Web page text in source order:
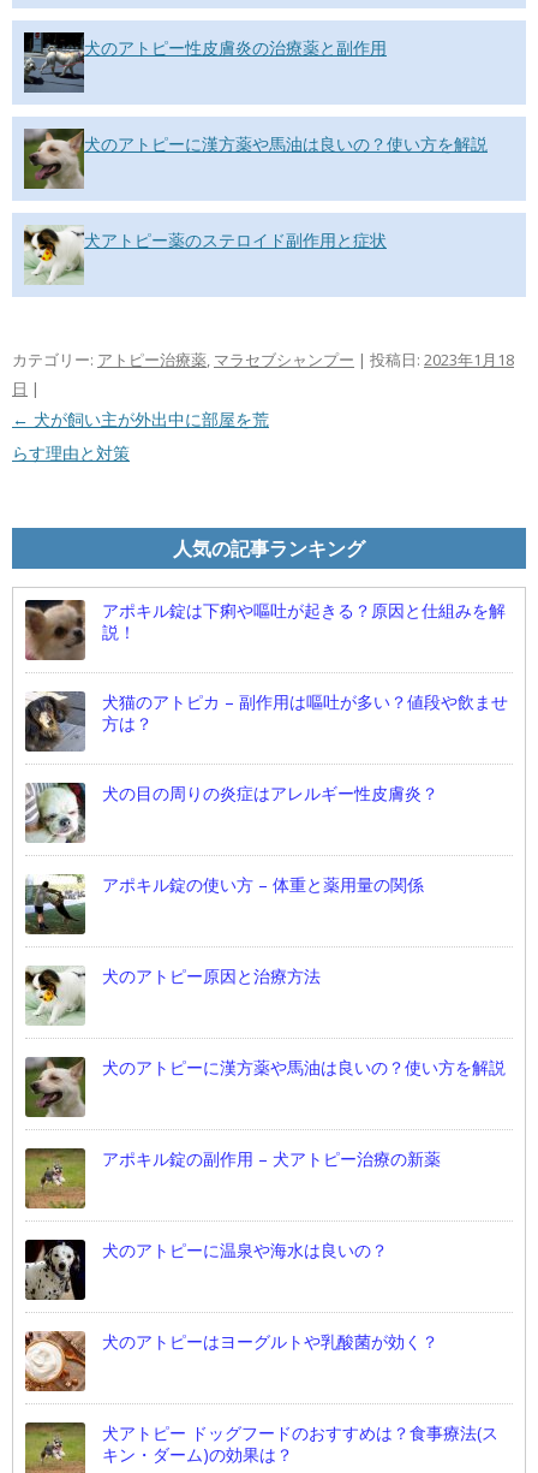
犬のアトピー性皮膚炎の治療薬と副作用
犬のアトピーに漢方薬や馬油は良いの？使い方を解説
犬アトピー薬のステロイド副作用と症状
カテゴリー: アトピー治療薬, マラセブシャンプー | 投稿日: 2023年1月18
日 |
投稿ナビゲーション
← 犬が飼い主が外出中に部屋を荒
らす理由と対策
人気の記事ランキング
アポキル錠は下痢や嘔吐が起きる？原因と仕組みを解
説！
犬猫のアトピカ – 副作用は嘔吐が多い？値段や飲ませ
方は？
犬の目の周りの炎症はアレルギー性皮膚炎？
アポキル錠の使い方 – 体重と薬用量の関係
犬のアトピー原因と治療方法
犬のアトピーに漢方薬や馬油は良いの？使い方を解説
アポキル錠の副作用 – 犬アトピー治療の新薬
犬のアトピーに温泉や海水は良いの？
犬のアトピーはヨーグルトや乳酸菌が効く？
犬アトピー ドッグフードのおすすめは？食事療法(ス
キン・ダーム)の効果は？